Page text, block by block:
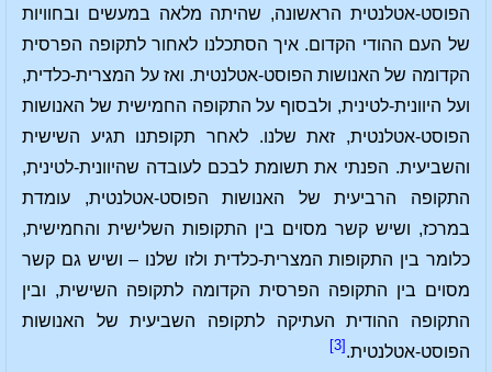
הפוסט-אטלנטית הראשונה, שהיתה מלאה במעשים ובחוויות
של העם ההודי הקדום. איך הסתכלנו לאחור לתקופה הפרסית
הקדומה של האנושות הפוסט-אטלנטית. ואז על המצרית-כלדית,
ועל היוונית-לטינית, ולבסוף על התקופה החמישית של האנושות
הפוסט-אטלנטית, זאת שלנו. לאחר תקופתנו תגיע השישית
והשביעית. הפנתי את תשומת לבכם לעובדה שהיוונית-לטינית,
התקופה הרביעית של האנושות הפוסט-אטלנטית, עומדת
במרכז, ושיש קשר מסוים בין התקופות השלישית והחמישית,
כלומר בין התקופות המצרית-כלדית ולזו שלנו – ושיש גם קשר
מסוים בין התקופה הפרסית הקדומה לתקופה השישית, ובין
התקופה ההודית העתיקה לתקופה השביעית של האנושות
הפוסט-אטלנטית. [3]